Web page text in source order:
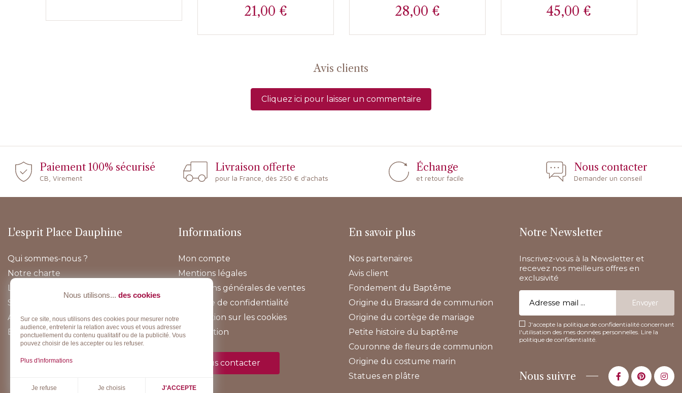
Prix
21,00 € Prix
28,00 € Prix
45,00 €
Avis clients
Cliquez ici pour laisser un commentaire
Paiement 100% sécurisé
CB, Virement
Livraison offerte
pour la France, dès 250 € d'achats
Échange
et retour facile
Nous contacter
Demander un conseil
L'esprit Place Dauphine
Qui sommes-nous ?
Notre charte
Lookbook
Sur-mesure
Actualités
E-boutique
Informations
Mon compte
Mentions légales
Conditions générales de ventes
Politique de confidentialité
Information sur les cookies
Rétractation
Nous contacter
En savoir plus
Nos partenaires
Avis client
Fondement du Baptême
Origine du Brassard de communion
Origine du cortège de mariage
Petite histoire du baptême
Couronne de fleurs de communion
Origine du costume marin
Statues en plâtre
Notre Newsletter
Inscrivez-vous à la Newsletter et
recevez nos meilleurs offres en
exclusivité
J'accepte la politique de confidentialité concernant
l'utilisation des mes données personnelles. Lire la
politique de confidentialité.
Nous suivre
Nous utilisons... des cookies
Sur ce site, nous utilisons des cookies pour mesurer notre
audience, entretenir la relation avec vous et vous adresser
ponctuellement du contenu qualitatif ou de la publicité. Vous
pouvez choisir de les accepter ou les refuser.
Plus d'informations
Je refuse Je choisis J'ACCEPTE